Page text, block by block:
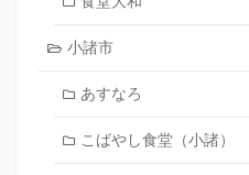
小諸市
あすなろ
こばやし食堂（小諸）